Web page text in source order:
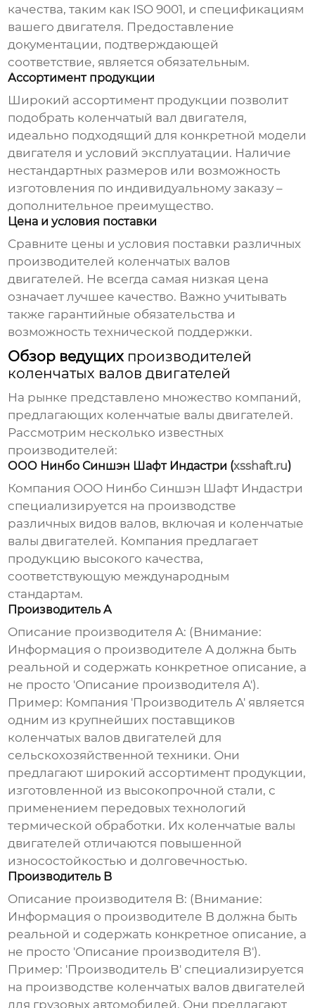
качества, таким как ISO 9001, и спецификациям
вашего двигателя. Предоставление
документации, подтверждающей
соответствие, является обязательным.
Ассортимент продукции
Широкий ассортимент продукции позволит
подобрать коленчатый вал двигателя,
идеально подходящий для конкретной модели
двигателя и условий эксплуатации. Наличие
нестандартных размеров или возможность
изготовления по индивидуальному заказу –
дополнительное преимущество.
Цена и условия поставки
Сравните цены и условия поставки различных
производителей коленчатых валов
двигателей. Не всегда самая низкая цена
означает лучшее качество. Важно учитывать
также гарантийные обязательства и
возможность технической поддержки.
Обзор ведущих производителей
коленчатых валов двигателей
На рынке представлено множество компаний,
предлагающих коленчатые валы двигателей.
Рассмотрим несколько известных
производителей:
ООО Нинбо Синшэн Шафт Индастри (xsshaft.ru)
Компания ООО Нинбо Синшэн Шафт Индастри
специализируется на производстве
различных видов валов, включая и коленчатые
валы двигателей. Компания предлагает
продукцию высокого качества,
соответствующую международным
стандартам.
Производитель A
Описание производителя A: (Внимание:
Информация о производителе A должна быть
реальной и содержать конкретное описание, а
не просто 'Описание производителя A').
Пример: Компания 'Производитель A' является
одним из крупнейших поставщиков
коленчатых валов двигателей для
сельскохозяйственной техники. Они
предлагают широкий ассортимент продукции,
изготовленной из высокопрочной стали, с
применением передовых технологий
термической обработки. Их коленчатые валы
двигателей отличаются повышенной
износостойкостью и долговечностью.
Производитель B
Описание производителя B: (Внимание:
Информация о производителе B должна быть
реальной и содержать конкретное описание, а
не просто 'Описание производителя B').
Пример: 'Производитель B' специализируется
на производстве коленчатых валов двигателей
для грузовых автомобилей. Они предлагают